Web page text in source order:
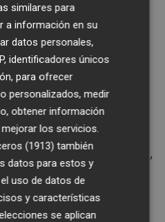
había jugado
a las órdenes de
, el más joven de
18años. El español
por primera vez
con unos escasos
amortizados, ya que
el siguiente partido,
ante elAntoniano
de titularidad, y la
45enChampions
similares para
a información en su
datos personales,
identificadores únicos
para ofrecer
personalizados, medir
obtener información
los servicios.
(1913) también
datos para estos y
uso de datos de
y características
se aplican